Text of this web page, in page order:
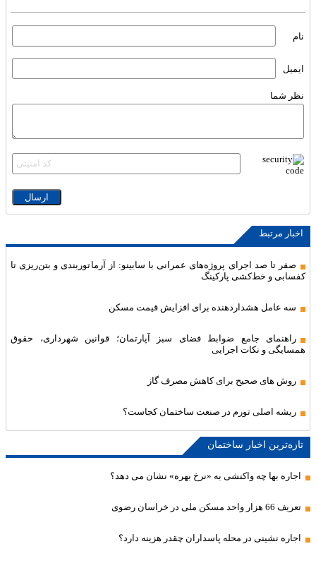
نام
ایمیل
نظر شما
اخبار مرتبط
صفر تا صد اجرای پروژه‌های عمرانی با سابینو: از آرماتوربندی و بتن‌ریزی تا
کفسابی و خط‌کشی پارکینگ
سه عامل هشداردهنده برای افزایش قیمت مسکن
راهنمای جامع ضوابط فضای سبز آپارتمان؛ قوانین شهرداری، حقوق
همسایگی و نکات اجرایی
روش های صحیح برای کاهش مصرف گاز
ریشه اصلی تورم در صنعت ساختمان کجاست؟
تازه‌ترین اخبار ساختمان
اجاره بها چه واکنشی به «نرخ بهره» نشان می دهد؟
تعریف 66 هزار واحد مسکن ملی در خراسان رضوی
اجاره نشینی در محله پاسداران چقدر هزینه دارد؟